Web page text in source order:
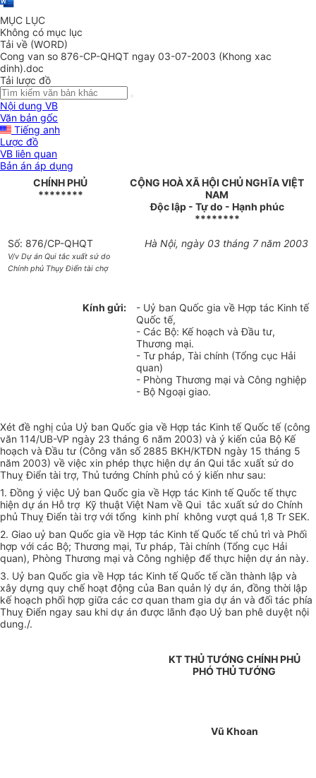
MỤC LỤC
Không có mục lục
Tải về (WORD)
Cong van so 876-CP-QHQT ngay 03-07-2003 (Khong xac
dinh).doc
Tải lược đồ
Nội dung VB
Văn bản gốc
Tiếng anh
Lược đồ
VB liên quan
Bản án áp dụng
CHÍNH PHỦ
********
CỘNG HOÀ XÃ HỘI CHỦ NGHĨA VIỆT
NAM
Độc lập - Tự do - Hạnh phúc
********
Số: 876/CP-QHQT
V/v Dự án Qui tắc xuất sứ do
Chính phủ Thụy Điển tài chợ
Hà Nội, ngày 03 tháng 7 năm 2003
Kính gửi:
- Uỷ ban Quốc gia về Hợp tác Kinh tế
Quốc tế,
- Các Bộ: Kế hoạch và Đầu tư,
Thương mại.
- Tư pháp, Tài chính (Tổng cục Hải
quan)
- Phòng Thương mại và Công nghiệp
- Bộ Ngoại giao.
Xét đề nghị của Uỷ ban Quốc gia về Hợp tác Kinh tế Quốc tế (công
văn 114/UB-VP ngày 23 tháng 6 năm 2003) và ý kiến của Bộ Kế
hoạch và Đầu tư (Công văn số 2885 BKH/KTĐN ngày 15 tháng 5
năm 2003) về việc xin phép thực hiện dự án Qui tắc xuất sứ do
Thuỵ Điển tài trợ, Thủ tướng Chính phủ có ý kiến như sau:
1. Đồng ý việc Uỷ ban Quốc gia về Hợp tác Kinh tế Quốc tế thực
hiện dự án Hỗ trợ Kỹ thuật Việt Nam về Qui tắc xuất sứ do Chính
phủ Thuỵ Điển tài trợ với tổng kinh phí không vượt quá 1,8 Tr SEK.
2. Giao uỷ ban Quốc gia về Hợp tác Kinh tế Quốc tế chủ trì và Phối
hợp với các Bộ; Thương mại, Tư pháp, Tài chính (Tổng cục Hải
quan), Phòng Thương mại và Công nghiệp để thực hiện dự án này.
3. Uỷ ban Quốc gia về Hợp tác Kinh tế Quốc tế cần thành lập và
xây dựng quy chế hoạt động của Ban quản lý dự án, đồng thời lập
kế hoạch phối hợp giữa các cơ quan tham gia dự án và đối tác phía
Thuỵ Điển ngay sau khi dự án được lãnh đạo Uỷ ban phê duyệt nội
dung./.
KT THỦ TƯỚNG CHÍNH PHỦ
PHÓ THỦ TƯỚNG
Vũ Khoan